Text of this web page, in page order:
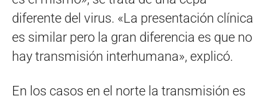
diferente del virus. «La presentación clínica
es similar pero la gran diferencia es que no
hay transmisión interhumana», explicó.
En los casos en el norte la transmisión es